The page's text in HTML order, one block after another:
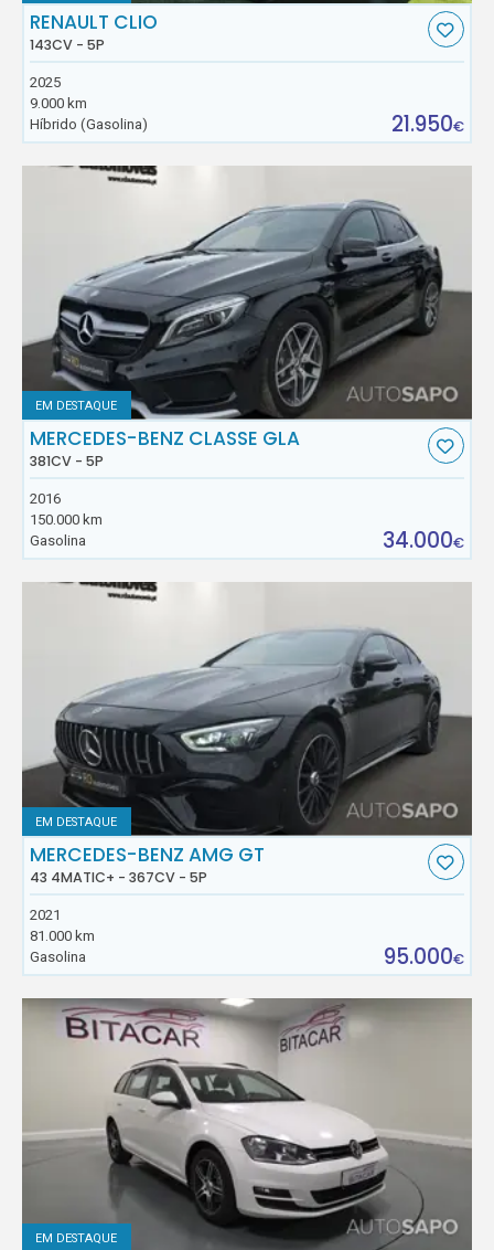
RENAULT CLIO
143CV - 5P
2025
9.000 km
Híbrido (Gasolina)
21.950€
EM DESTAQUE
MERCEDES-BENZ CLASSE GLA
381CV - 5P
2016
150.000 km
Gasolina
34.000€
EM DESTAQUE
MERCEDES-BENZ AMG GT
43 4MATIC+ - 367CV - 5P
2021
81.000 km
Gasolina
95.000€
EM DESTAQUE